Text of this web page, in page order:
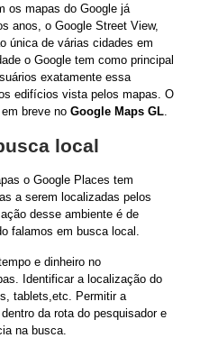
os mapas do Google já
anos, o Google Street View,
única de várias cidades em
o Google tem como principal
exatamente essa
edifícios vista pelos mapas. O
breve no Google Maps GL.
local
o Google Places tem
a serem localizadas pelos
desse ambiente é de
falamos em busca local.
e dinheiro no
Identificar a localização do
tablets,etc. Permitir a
da rota do pesquisador e
na busca.